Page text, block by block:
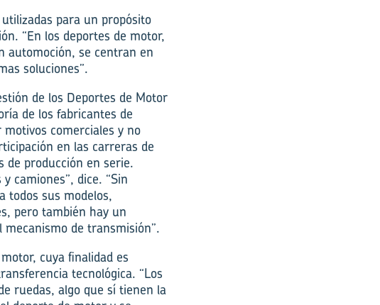
para un propósito
“En los deportes de motor,
automoción, se centran en
soluciones”.
de los Deportes de Motor
de los fabricantes de
comerciales y no
en las carreras de
de producción en serie.
camiones”, dice. “Sin
todos sus modelos,
pero también hay un
de transmisión”.
cuya finalidad es
tecnológica. “Los
ruedas, algo que sí tienen la